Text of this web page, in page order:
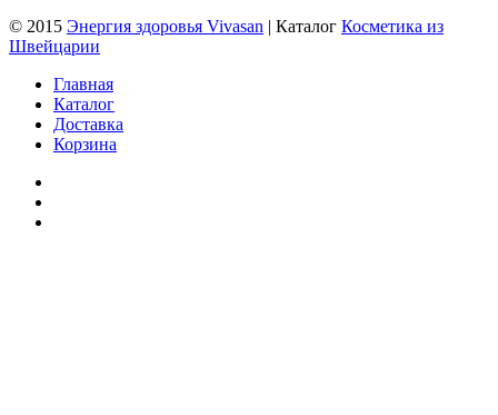
© 2015 Энергия здоровья Vivasan | Каталог Косметика из
Швейцарии
Главная
Каталог
Доставка
Корзина